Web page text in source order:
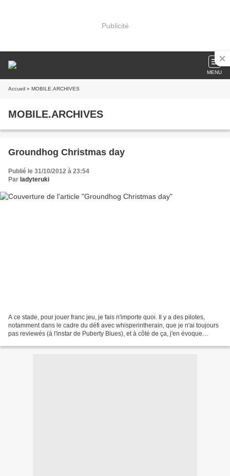
Publicité
MENU
Accueil » MOBILE.ARCHIVES
MOBILE.ARCHIVES
Groundhog Christmas day
Publié le 31/10/2012 à 23:54
Par ladyteruki
A ce stade, pour jouer franc jeu, je fais n'importe quoi. Il y a des pilotes,
notamment dans le cadre du défi avec whisperintherain, que je n'ai toujours
pas reviewés (à l'instar de Puberty Blues), et à côté de ça, j'en évoque